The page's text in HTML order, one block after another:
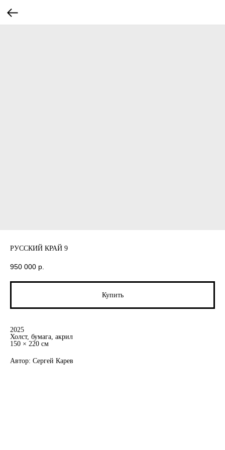
РУССКИЙ КРАЙ 9
950 000 р.
Купить
2025
Холст, бумага, акрил
150 × 220 см
Автор: Сергей Карев